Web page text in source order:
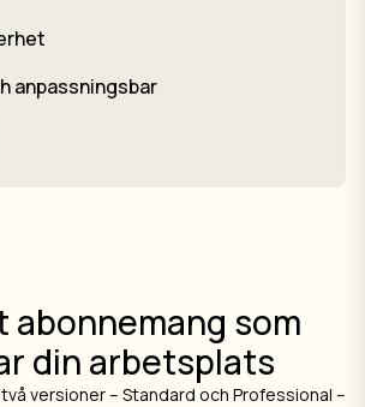
anpassningsbar
abonnemang som
din arbetsplats
versioner – Standard och Professional –